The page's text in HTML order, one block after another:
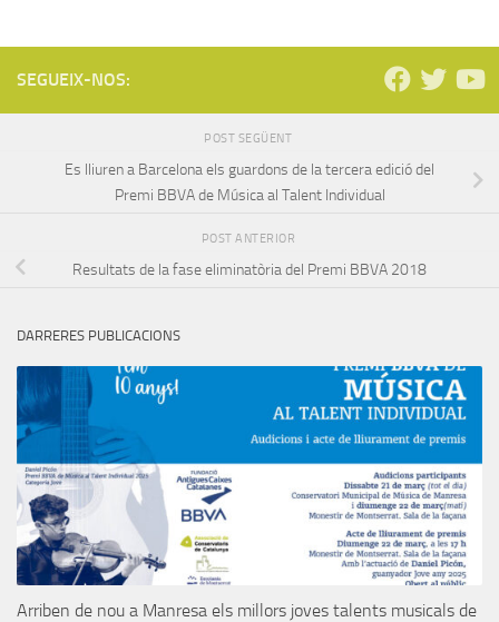
SEGUEIX-NOS:
POST SEGÜENT
Es lliuren a Barcelona els guardons de la tercera edició del
Premi BBVA de Música al Talent Individual
POST ANTERIOR
Resultats de la fase eliminatòria del Premi BBVA 2018
DARRERES PUBLICACIONS
Arriben de nou a Manresa els millors joves talents musicals de